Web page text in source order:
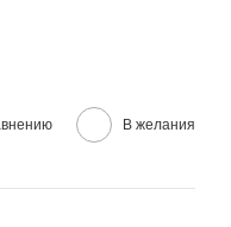
В желания